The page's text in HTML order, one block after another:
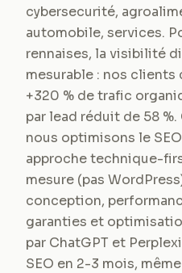
cybersecurité,
automobile, services.
rennaises, la visibilité
mesurable : nos
+320 % de trafic
par lead réduit de 58 %.
nous optimisons le
approche technique-
mesure (pas
conception,
garanties et
par ChatGPT et
SEO en 2-3 mois,